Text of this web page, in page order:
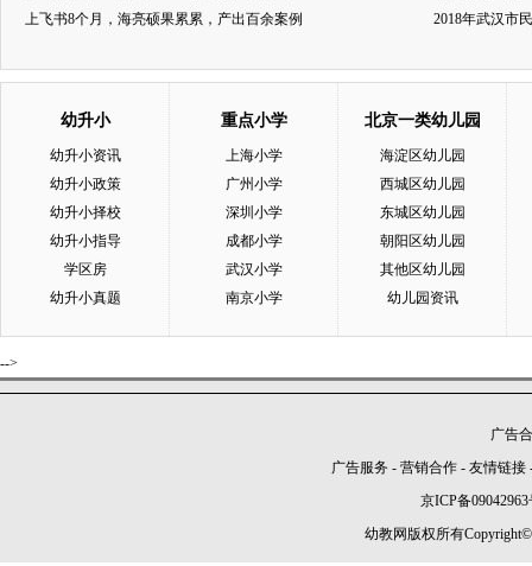
上飞书8个月，海亮硕果累累，产出百余案例
2018年武汉市
幼升小
幼升小资讯
幼升小政策
幼升小择校
幼升小指导
学区房
幼升小真题
重点小学
上海小学
广州小学
深圳小学
成都小学
武汉小学
南京小学
北京一类幼儿园
海淀区幼儿园
西城区幼儿园
东城区幼儿园
朝阳区幼儿园
其他区幼儿园
幼儿园资讯
-->
广告
广告服务 - 营销合作 - 友情链接
京ICP备09042963
幼教网版权所有